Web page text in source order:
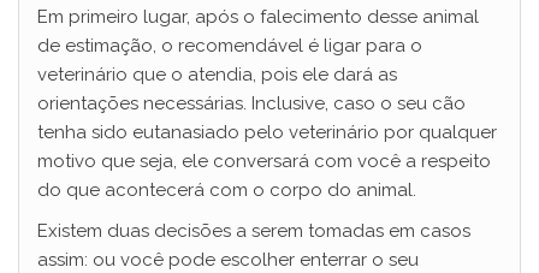
Em primeiro lugar, após o falecimento desse animal
de estimação, o recomendável é ligar para o
veterinário que o atendia, pois ele dará as
orientações necessárias. Inclusive, caso o seu cão
tenha sido eutanasiado pelo veterinário por qualquer
motivo que seja, ele conversará com você a respeito
do que acontecerá com o corpo do animal.
Existem duas decisões a serem tomadas em casos
assim: ou você pode escolher enterrar o seu